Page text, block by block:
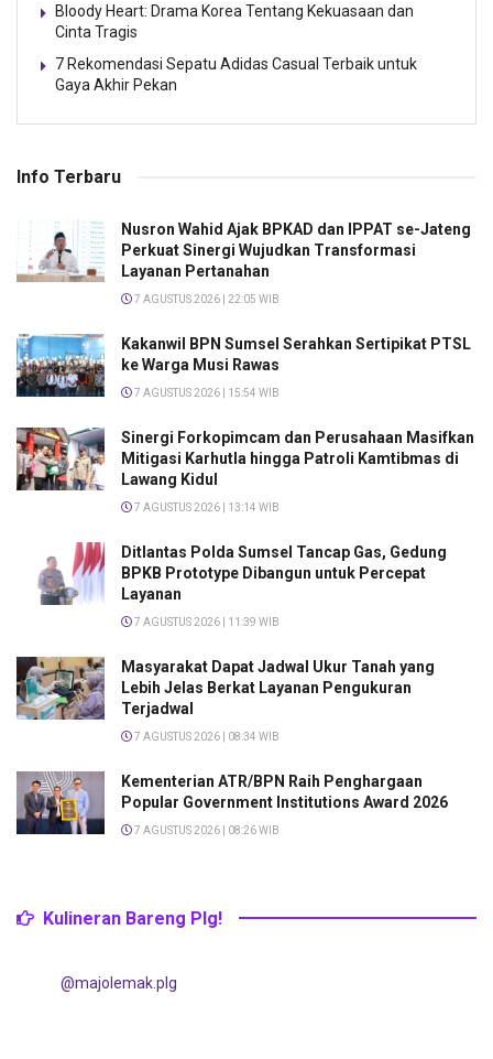
Bloody Heart: Drama Korea Tentang Kekuasaan dan
Cinta Tragis
7 Rekomendasi Sepatu Adidas Casual Terbaik untuk
Gaya Akhir Pekan
Info Terbaru
Nusron Wahid Ajak BPKAD dan IPPAT se-Jateng
Perkuat Sinergi Wujudkan Transformasi
Layanan Pertanahan
7 AGUSTUS 2026 | 22:05 WIB
Kakanwil BPN Sumsel Serahkan Sertipikat PTSL
ke Warga Musi Rawas
7 AGUSTUS 2026 | 15:54 WIB
Sinergi Forkopimcam dan Perusahaan Masifkan
Mitigasi Karhutla hingga Patroli Kamtibmas di
Lawang Kidul
7 AGUSTUS 2026 | 13:14 WIB
Ditlantas Polda Sumsel Tancap Gas, Gedung
BPKB Prototype Dibangun untuk Percepat
Layanan
7 AGUSTUS 2026 | 11:39 WIB
Masyarakat Dapat Jadwal Ukur Tanah yang
Lebih Jelas Berkat Layanan Pengukuran
Terjadwal
7 AGUSTUS 2026 | 08:34 WIB
Kementerian ATR/BPN Raih Penghargaan
Popular Government Institutions Award 2026
7 AGUSTUS 2026 | 08:26 WIB
Kulineran Bareng Plg!
@majolemak.plg